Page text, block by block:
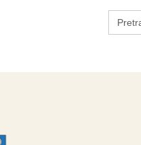
Search
for: